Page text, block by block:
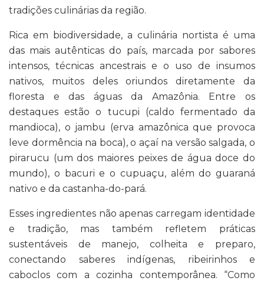
tradições culinárias da região.
Rica em biodiversidade, a culinária nortista é uma
das mais autênticas do país, marcada por sabores
intensos, técnicas ancestrais e o uso de insumos
nativos, muitos deles oriundos diretamente da
floresta e das águas da Amazônia. Entre os
destaques estão o tucupi (caldo fermentado da
mandioca), o jambu (erva amazônica que provoca
leve dormência na boca), o açaí na versão salgada, o
pirarucu (um dos maiores peixes de água doce do
mundo), o bacuri e o cupuaçu, além do guaraná
nativo e da castanha-do-pará.
Esses ingredientes não apenas carregam identidade
e tradição, mas também refletem práticas
sustentáveis de manejo, colheita e preparo,
conectando saberes indígenas, ribeirinhos e
caboclos com a cozinha contemporânea. “Como